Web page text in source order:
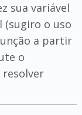
sua variável
(sugiro o uso
a partir
o
resolver